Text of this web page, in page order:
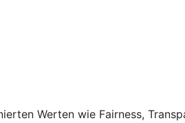
Werten wie Fairness,